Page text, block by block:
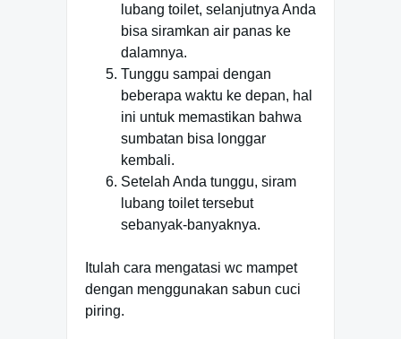
lubang toilet, selanjutnya Anda
bisa siramkan air panas ke
dalamnya.
Tunggu sampai dengan
beberapa waktu ke depan, hal
ini untuk memastikan bahwa
sumbatan bisa longgar
kembali.
Setelah Anda tunggu, siram
lubang toilet tersebut
sebanyak-banyaknya.
Itulah cara mengatasi wc mampet
dengan menggunakan sabun cuci
piring.